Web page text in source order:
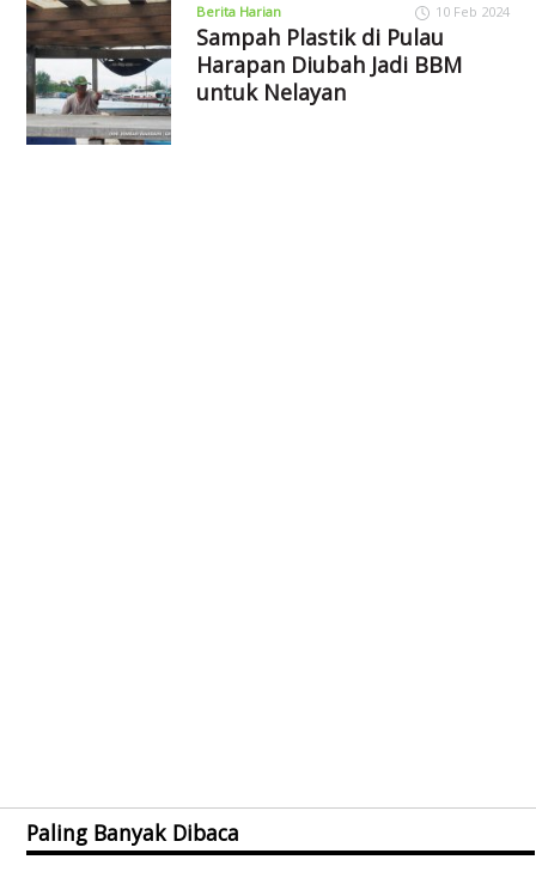
Berita Harian 10 Feb 2024
Sampah Plastik di Pulau
Harapan Diubah Jadi BBM
untuk Nelayan
Paling Banyak Dibaca